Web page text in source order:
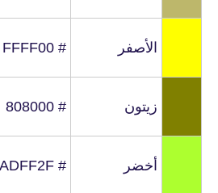
الأصفر # FFFF00
زيتون # 808000
أخضر # ADFF2F